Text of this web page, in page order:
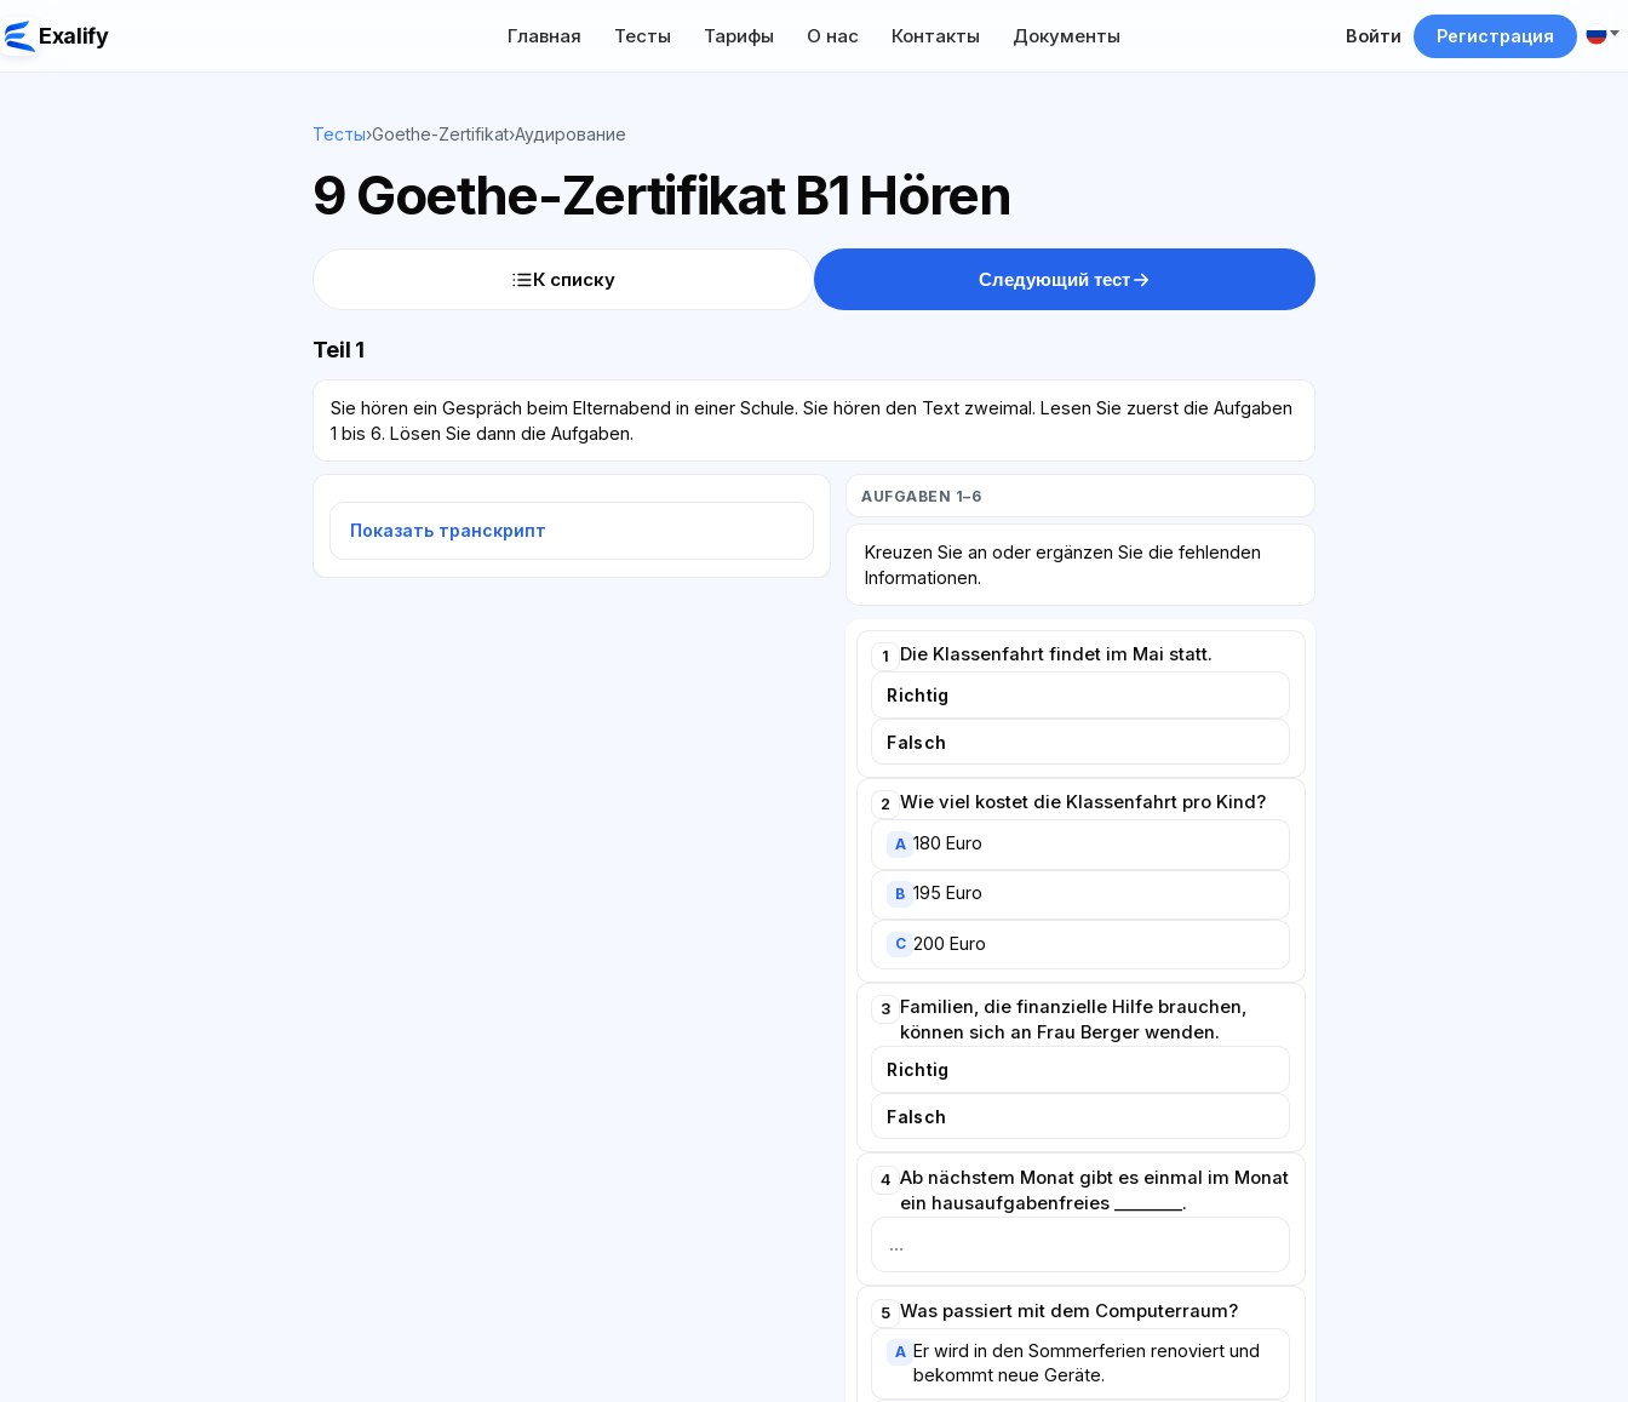
Exalify Главная Тесты Тарифы О нас Контакты Документы Войти Регистрация
Тесты›Goethe-Zertifikat›Аудирование
9 Goethe-Zertifikat B1 Hören
К списку Следующий тест
Teil 1
Sie hören ein Gespräch beim Elternabend in einer Schule. Sie hören den Text zweimal. Lesen Sie zuerst die Aufgaben
1 bis 6. Lösen Sie dann die Aufgaben.
Показать транскрипт
AUFGABEN 1–6
Kreuzen Sie an oder ergänzen Sie die fehlenden
Informationen.
1 Die Klassenfahrt findet im Mai statt.
Richtig
Falsch
2 Wie viel kostet die Klassenfahrt pro Kind?
A 180 Euro
B 195 Euro
C 200 Euro
3 Familien, die finanzielle Hilfe brauchen,
können sich an Frau Berger wenden.
Richtig
Falsch
4 Ab nächstem Monat gibt es einmal im Monat
ein hausaufgabenfreies ________.
5 Was passiert mit dem Computerraum?
A Er wird in den Sommerferien renoviert und
bekommt neue Geräte.